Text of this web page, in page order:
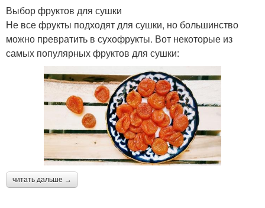
Выбор фруктов для сушки
Не все фрукты подходят для сушки, но большинство
можно превратить в сухофрукты. Вот некоторые из
самых популярных фруктов для сушки:
читать дальше →